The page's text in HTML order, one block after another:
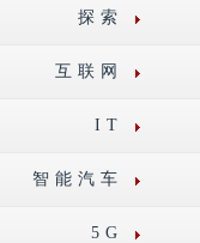
探索
互联网
IT
智能汽车
5G